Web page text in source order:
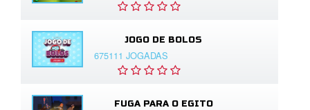
JOGO DE BOLOS
675111 JOGADAS
FUGA PARA O EGITO